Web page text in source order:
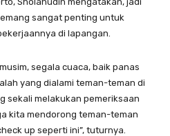
sangat penting untuk
di lapangan.
segala cuaca, baik panas
yang dialami teman-teman di
sekali melakukan pemeriksaan
kita mendorong teman-teman
up seperti ini”, tuturnya.